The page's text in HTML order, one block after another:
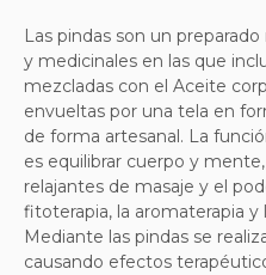
Las pindas son un
y medicinales en las que
mezcladas con el Aceite
envueltas por una tela en
de forma artesanal. La
es equilibrar cuerpo y
relajantes de masaje y el
fitoterapia, la aromaterapia y
Mediante las pindas se
causando efectos